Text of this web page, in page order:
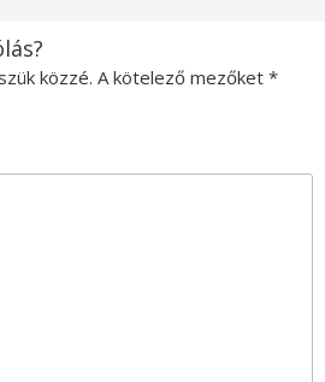
közzé. A kötelező mezőket *